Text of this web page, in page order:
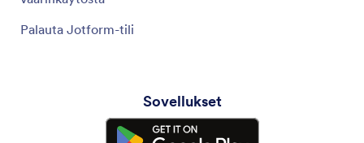
Palauta Jotform-tili
Sovellukset